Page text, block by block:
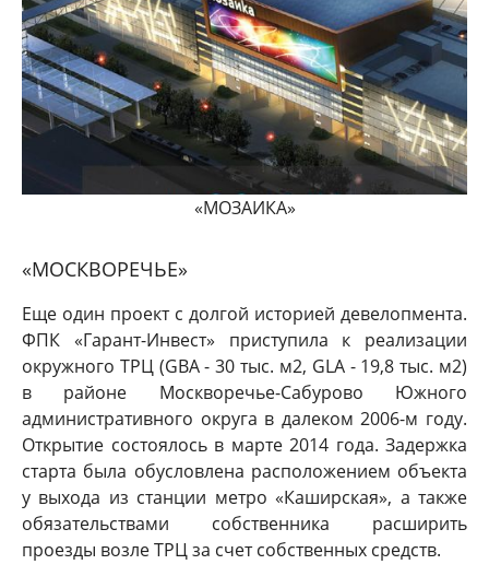
«МОЗАИКА»
«МОСКВОРЕЧЬЕ»
Еще один проект с долгой историей девелопмента.
ФПК «Гарант-Инвест» приступила к реализации
окружного ТРЦ (GBA - 30 тыс. м2, GLA - 19,8 тыс. м2)
в районе Москворечье-Сабурово Южного
административного округа в далеком 2006-м году.
Открытие состоялось в марте 2014 года. Задержка
старта была обусловлена расположением объекта
у выхода из станции метро «Каширская», а также
обязательствами собственника расширить
проезды возле ТРЦ за счет собственных средств.